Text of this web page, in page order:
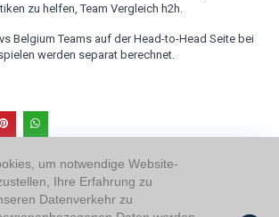
zu helfen, Team Vergleich h2h.
Belgium Teams auf der Head-to-Head Seite bei
werden separat berechnet.
um notwendige Website-
Ihre Erfahrung zu
Datenverkehr zu